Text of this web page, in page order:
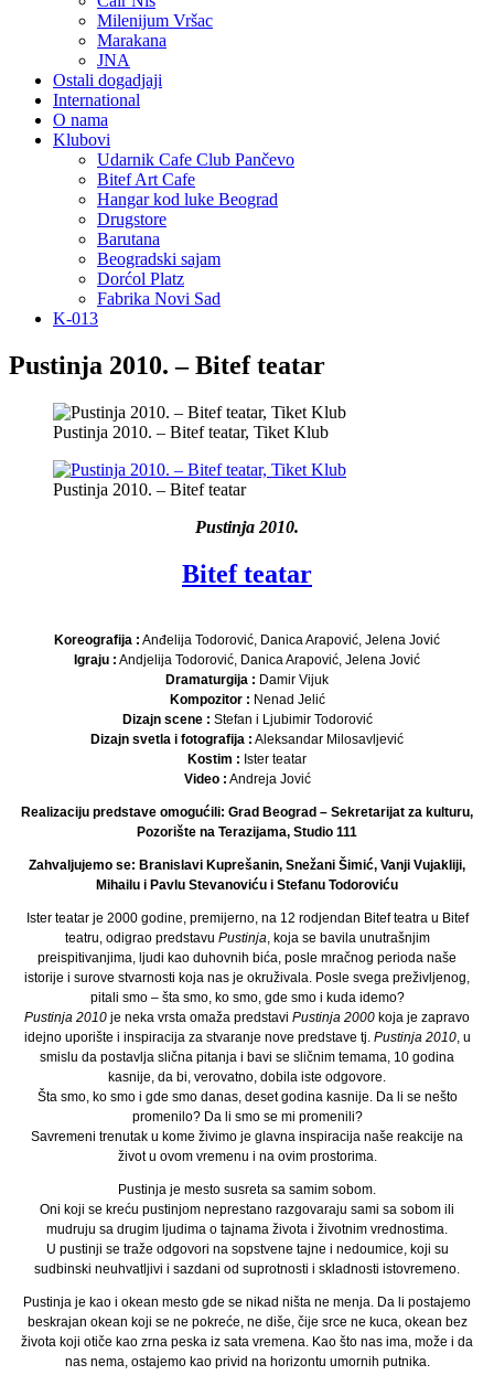
Milenijum Vršac
Marakana
JNA
Ostali dogadjaji
International
O nama
Klubovi
Udarnik Cafe Club Pančevo
Bitef Art Cafe
Hangar kod luke Beograd
Drugstore
Barutana
Beogradski sajam
Dorćol Platz
Fabrika Novi Sad
K-013
Pustinja 2010. – Bitef teatar
Pustinja 2010. – Bitef teatar, Tiket Klub
Pustinja 2010. – Bitef teatar
Pustinja 2010.
Bitef teatar
Koreografija : Anđelija Todorović, Danica Arapović, Jelena Jović
Igraju : Andjelija Todorović, Danica Arapović, Jelena Jović
Dramaturgija : Damir Vijuk
Kompozitor : Nenad Jelić
Dizajn scene : Stefan i Ljubimir Todorović
Dizajn svetla i fotografija : Aleksandar Milosavljević
Kostim : Ister teatar
Video : Andreja Jović
Realizaciju predstave omogućili: Grad Beograd – Sekretarijat za kulturu,
Pozorište na Terazijama, Studio 111
Zahvaljujemo se: Branislavi Kuprešanin, Snežani Šimić, Vanji Vujakliji,
Mihailu i Pavlu Stevanoviću i Stefanu Todoroviću
Ister teatar je 2000 godine, premijerno, na 12 rodjendan Bitef teatra u Bitef
teatru, odigrao predstavu Pustinja , koja se bavila unutrašnjim
preispitivanjima, ljudi kao duhovnih bića, posle mračnog perioda naše
istorije i surove stvarnosti koja nas je okruživala. Posle svega preživljenog,
pitali smo – šta smo, ko smo, gde smo i kuda idemo?
Pustinja 2010 je neka vrsta omaža predstavi Pustinja 2000 koja je zapravo
idejno uporište i inspiracija za stvaranje nove predstave tj. Pustinja 2010, u
smislu da postavlja slična pitanja i bavi se sličnim temama, 10 godina
kasnije, da bi, verovatno, dobila iste odgovore.
Šta smo, ko smo i gde smo danas, deset godina kasnije. Da li se nešto
promenilo? Da li smo se mi promenili?
Savremeni trenutak u kome živimo je glavna inspiracija naše reakcije na
život u ovom vremenu i na ovim prostorima.
Pustinja je mesto susreta sa samim sobom.
Oni koji se kreću pustinjom neprestano razgovaraju sami sa sobom ili
mudruju sa drugim ljudima o tajnama života i životnim vrednostima.
U pustinji se traže odgovori na sopstvene tajne i nedoumice, koji su
sudbinski neuhvatljivi i sazdani od suprotnosti i skladnosti istovremeno.
Pustinja je kao i okean mesto gde se nikad ništa ne menja. Da li postajemo
beskrajan okean koji se ne pokreće, ne diše, čije srce ne kuca, okean bez
života koji otiče kao zrna peska iz sata vremena. Kao što nas ima, može i da
nas nema, ostajemo kao privid na horizontu umornih putnika.